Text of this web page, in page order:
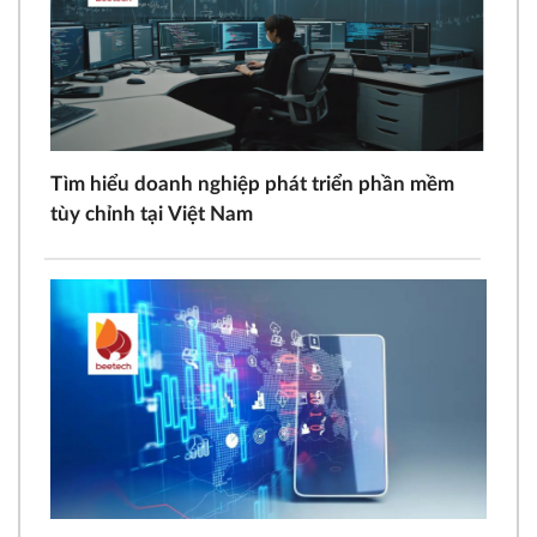
Tìm hiểu doanh nghiệp phát triển phần mềm
tùy chỉnh tại Việt Nam